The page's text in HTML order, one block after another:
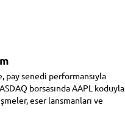
pay senedi performansıyla
borsasında AAPL koduyla
eser lansmanları ve